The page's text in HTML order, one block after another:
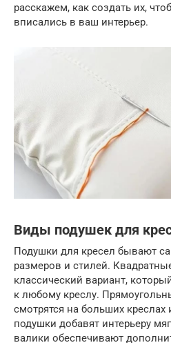
расскажем, как создать их,
вписались в ваш интерьер.
Виды подушек для
Подушки для кресел бывают
размеров и стилей.
классический вариант,
к любому креслу.
смотрятся на больших креслах
подушки добавят интерьеру
валики обеспечивают